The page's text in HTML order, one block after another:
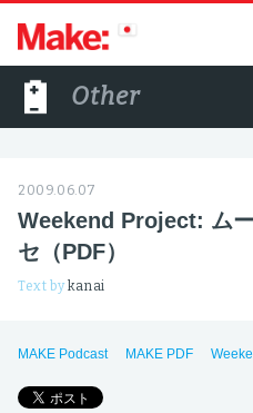
Other
2009.06.07
Weekend Project: ム
セ（PDF）
Text bykanai
MAKE Podcast MAKE PDF